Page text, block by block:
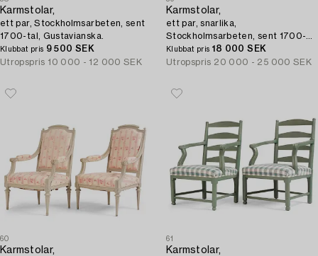
Karmstolar,
ett par, Stockholmsarbeten, sent
1700-tal, Gustavianska.
Klubbat pris 9 500 SEK
Utropspris 10 000 - 12 000 SEK
Karmstolar,
ett par, snarlika,
Stockholmsarbeten, sent 1700-
tal, Gustavianska.
Klubbat pris 18 000 SEK
Utropspris 20 000 - 25 000 SEK
60
Karmstolar,
61
Karmstolar,